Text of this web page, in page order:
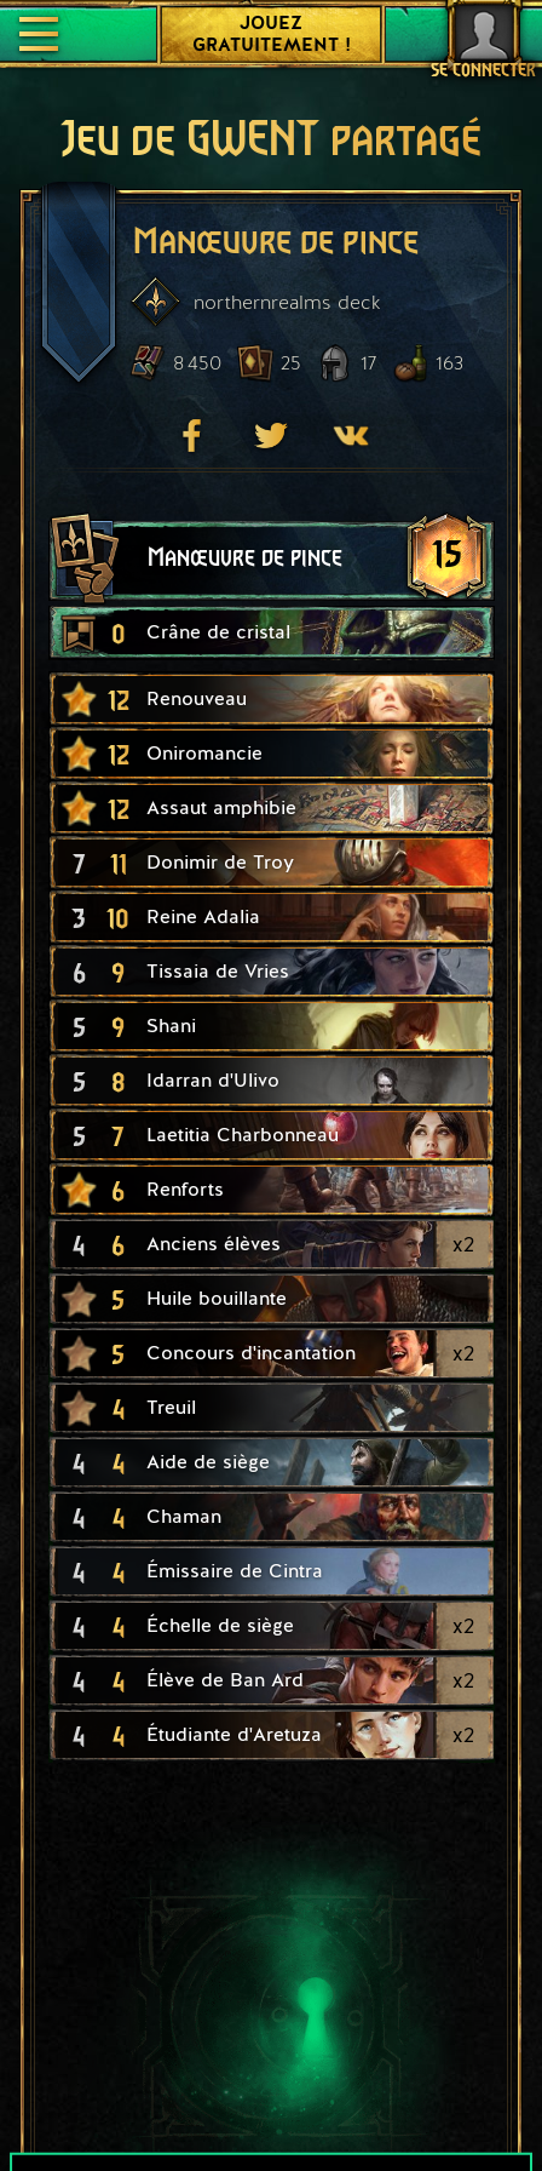
SE CONNECTER
JOUEZ
GRATUITEMENT !
Jeu de GWENT partagé
Manœuvre de pince
northernrealmsdeck
8 450 25 17 163
Manœuvre de pince 15
0 Crâne de cristal
12 Renouveau
12 Oniromancie
12 Assaut amphibie
7 11 Donimir de Troy
3 10 Reine Adalia
6 9 Tissaia de Vries
5 9 Shani
5 8 Idarran d'Ulivo
5 7 Laetitia Charbonneau
6 Renforts
4 6 Anciens élèves x2
5 Huile bouillante
5 Concours d'incantation x2
4 Treuil
4 4 Aide de siège
4 4 Chaman
4 4 Émissaire de Cintra
4 4 Échelle de siège x2
4 4 Élève de Ban Ard x2
4 4 Étudiante d'Aretuza x2